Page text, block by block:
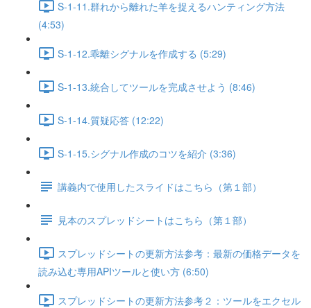
S-1-11.群れから離れた羊を捉えるハンティング方法
(4:53)
S-1-12.乖離シグナルを作成する (5:29)
S-1-13.統合してツールを完成させよう (8:46)
S-1-14.質疑応答 (12:22)
S-1-15.シグナル作成のコツを紹介 (3:36)
講義内で使用したスライドはこちら（第１部）
見本のスプレッドシートはこちら（第１部）
スプレッドシートの更新方法参考：最新の価格データを
読み込む専用APIツールと使い方 (6:50)
スプレッドシートの更新方法参考２：ツールをエクセル